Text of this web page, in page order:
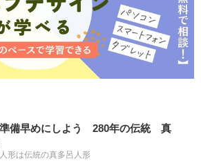
備早めにしよう 280年の伝統 真
形は伝統の真多呂人形